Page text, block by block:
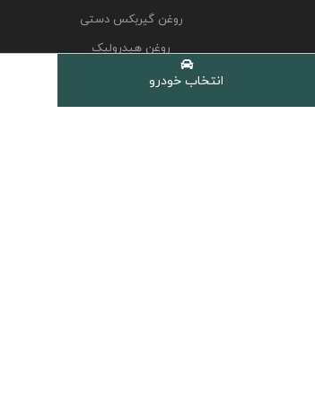
انتخاب خودرو
روغن گیربکس دستی
روغن هیدرولیک
کولانت، ضدیخ و ضدجوش
مکمل و اکتان